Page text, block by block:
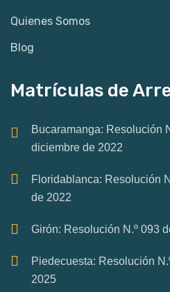
Quienes Somos
Blog
Matrículas de
Bucaramanga: Resolución
diciembre de 2022
Floridablanca: Resolución
de 2022
Girón: Resolución N.º 093
Piedecuesta: Resolución
2025